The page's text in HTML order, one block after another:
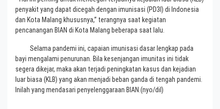
penyakit yang dapat dicegah dengan imunisasi (PD3I) di Indonesia
dan Kota Malang khususnya,” terangnya saat kegiatan
pencanangan BIAN di Kota Malang beberapa saat lalu.
Selama pandemi ini, capaian imunisasi dasar lengkap pada
bayi mengalami penurunan. Bila kesenjangan imunitas ini tidak
segera dikejar, maka akan terjadi peningkatan kasus dan kejadian
luar biasa (KLB) yang akan menjadi beban ganda di tengah pandemi.
Inilah yang mendasari penyelenggaraan BIAN.(nyo/dil)